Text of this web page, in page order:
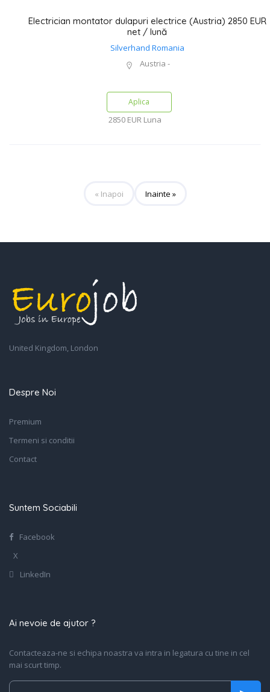
Electrician montator dulapuri electrice (Austria) 2850 EUR
net / lună
Silverhand Romania
Austria -
Aplica
2850 EUR Luna
« Inapoi Inainte »
United Kingdom, London
Despre Noi
Premium
Termeni si conditii
Contact
Suntem Sociabili
Facebook
X
LinkedIn
Ai nevoie de ajutor ?
Contacteaza-ne si echipa noastra va intra in legatura cu tine in cel
mai scurt timp.